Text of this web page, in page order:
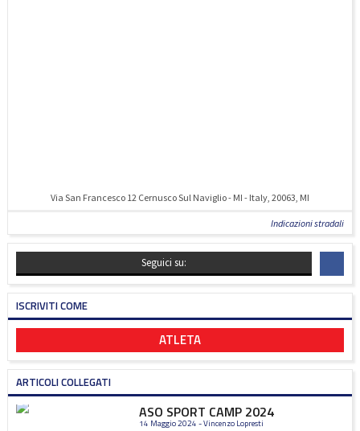
Via San Francesco 12 Cernusco Sul Naviglio - MI - Italy, 20063, MI
Indicazioni stradali
Seguici su:
ISCRIVITI COME
ATLETA
ARTICOLI COLLEGATI
ASO SPORT CAMP 2024
14 Maggio 2024 - Vincenzo Lopresti